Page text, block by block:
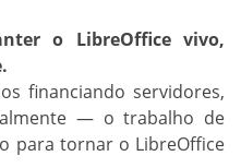
o LibreOffice vivo,
financiando servidores,
— o trabalho de
para tornar o LibreOffice